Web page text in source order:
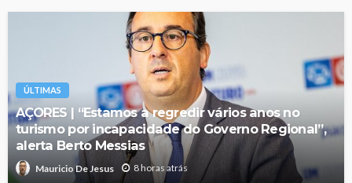
ÚLTIMAS
AÇORES | “Estamos a regredir vários anos no
turismo por incapacidade do Governo Regional”,
alerta Berto Messias
Mauricio De Jesus 8 horas atrás